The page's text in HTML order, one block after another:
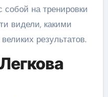
на тренировки
видели, какими
результатов.